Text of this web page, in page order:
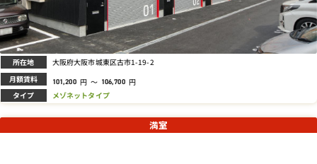
所在地 大阪府大阪市城東区古市1-19-2
月額賃料 101,200 円 ～ 106,700 円
タイプ メゾネットタイプ
満室